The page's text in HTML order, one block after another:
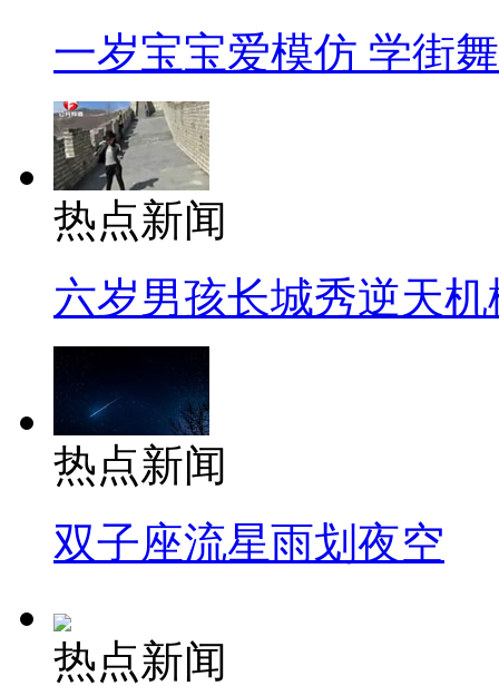
一岁宝宝爱模仿 学街
热点新闻
六岁男孩长城秀逆天机
热点新闻
双子座流星雨划夜空
热点新闻